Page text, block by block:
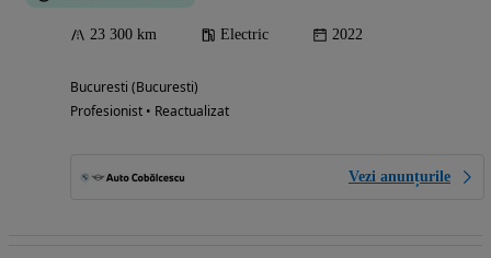
23 300 km Electric 2022
Bucuresti (Bucuresti)
Profesionist • Reactualizat
Vezi anunțurile